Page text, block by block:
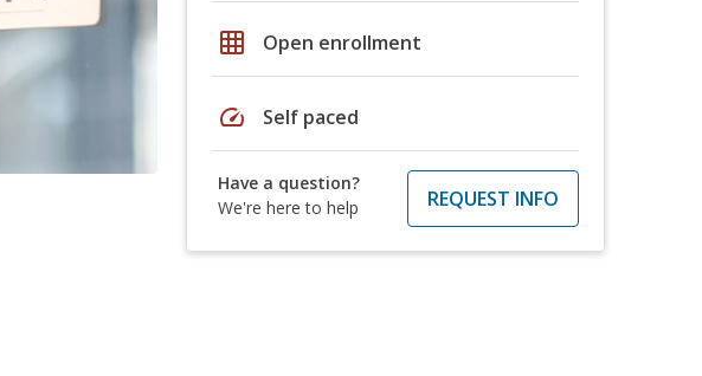
grid_on Open enrollment
speed Self paced
Have a question?
We're here to help
REQUEST INFO